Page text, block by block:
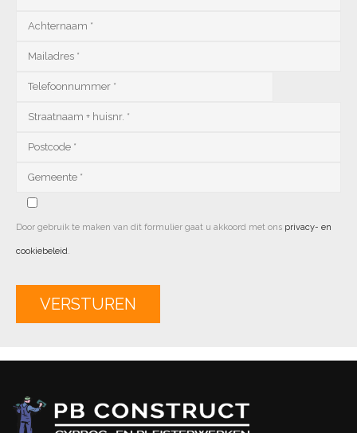
Door gebruik te maken van dit formulier gaat u akkoord met ons privacy- en
cookiebeleid.